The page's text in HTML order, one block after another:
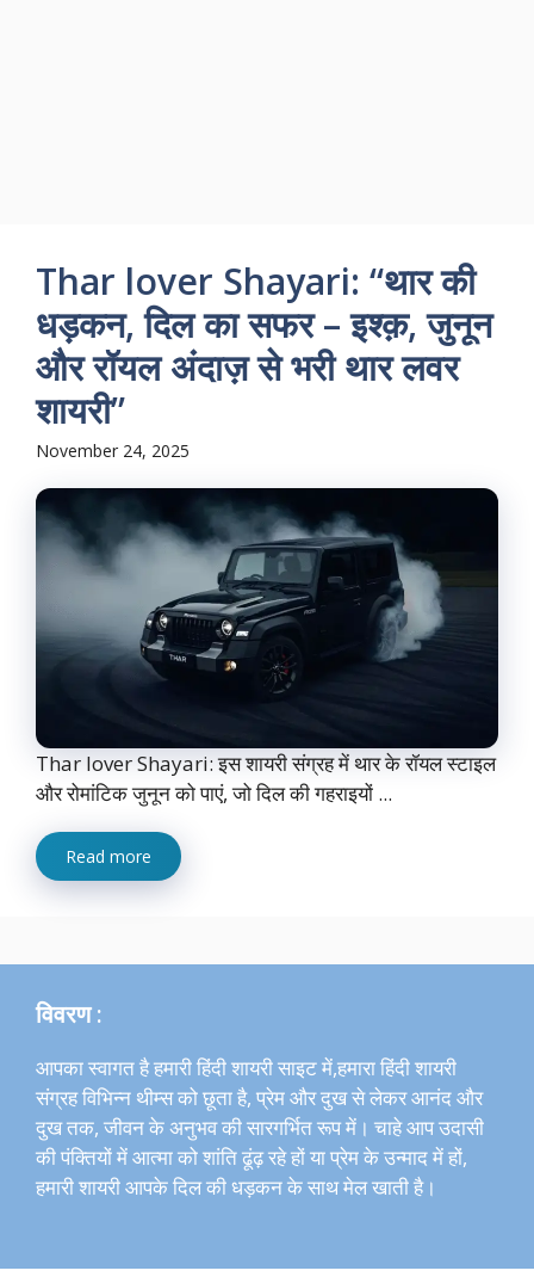
Thar lover Shayari: “थार की
धड़कन, दिल का सफर – इश्क़, जुनून
और रॉयल अंदाज़ से भरी थार लवर
शायरी”
November 24, 2025
Thar lover Shayari: इस शायरी संग्रह में थार के रॉयल स्टाइल
और रोमांटिक जुनून को पाएं, जो दिल की गहराइयों ...
Read more
विवरण :
आपका स्वागत है हमारी हिंदी शायरी साइट में,हमारा हिंदी शायरी
संग्रह विभिन्न थीम्स को छूता है, प्रेम और दुख से लेकर आनंद और
दुख तक, जीवन के अनुभव की सारगर्भित रूप में। चाहे आप उदासी
की पंक्तियों में आत्मा को शांति ढूंढ़ रहे हों या प्रेम के उन्माद में हों,
हमारी शायरी आपके दिल की धड़कन के साथ मेल खाती है।